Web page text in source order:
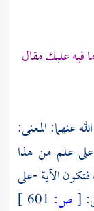
فيه عليك مقال
عنهما: المعنى:
علم من هذا
الآية -على
[ص: